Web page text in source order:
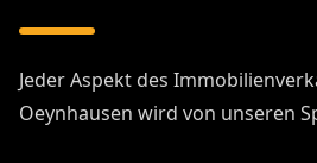
Jeder Aspekt des
Oeynhausen wird von unseren